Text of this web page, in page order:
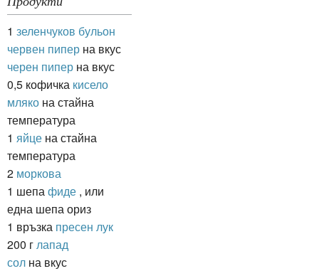
1 зеленчуков бульон
червен пипер на вкус
черен пипер на вкус
0,5 кофичка кисело
мляко на стайна
температура
1 яйце на стайна
температура
2 моркова
1 шепа фиде , или
една шепа ориз
1 връзка пресен лук
200 г лапад
сол на вкус